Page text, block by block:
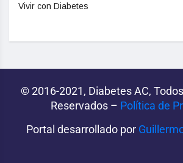
Vivir con Diabetes
© 2016-2021, Diabetes AC,
Reservados – Política de
Portal desarrollado por